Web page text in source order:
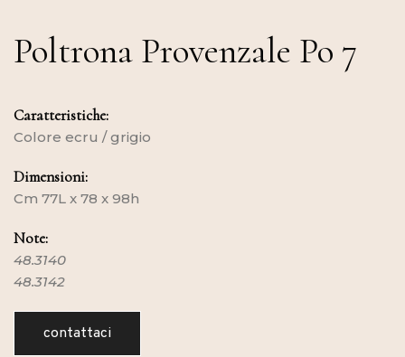
Poltrona Provenzale Po 7
Caratteristiche:
Colore ecru / grigio
Dimensioni:
Cm 77L x 78 x 98h
Note:
48.3140
48.3142
contattaci